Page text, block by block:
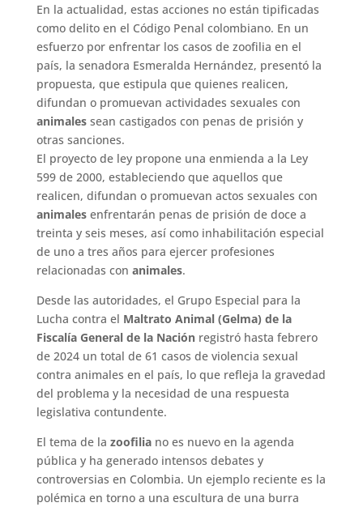
En la actualidad, estas acciones no están tipificadas
como delito en el Código Penal colombiano. En un
esfuerzo por enfrentar los casos de zoofilia en el
país, la senadora Esmeralda Hernández, presentó la
propuesta, que estipula que quienes realicen,
difundan o promuevan actividades sexuales con
animalessean castigados con penas de prisión y
otras sanciones.
El proyecto de ley propone una enmienda a la Ley
599 de 2000, estableciendo que aquellos que
realicen, difundan o promuevan actos sexuales con
animales enfrentarán penas de prisión de doce a
treinta y seis meses, así como inhabilitación especial
de uno a tres años para ejercer profesiones
relacionadas con animales.
Desde las autoridades, el Grupo Especial para la
Lucha contra el Maltrato Animal (Gelma) de la
Fiscalía General de la Naciónregistró hasta febrero
de 2024 un total de 61 casos de violencia sexual
contra animales en el país, lo que refleja la gravedad
del problema y la necesidad de una respuesta
legislativa contundente.
El tema de la zoofiliano es nuevo en la agenda
pública y ha generado intensos debates y
controversias en Colombia. Un ejemplo reciente es la
polémica en torno a una escultura de una burra